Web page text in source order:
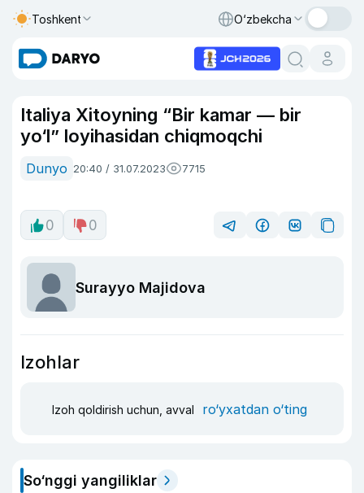
Toshkent O‘zbekcha
Italiya Xitoyning “Bir kamar — bir
yo‘l” loyihasidan chiqmoqchi
Dunyo 20:40 / 31.07.2023 7715
0 0
Surayyo Majidova
Izohlar
Izoh qoldirish uchun, avval ro‘yxatdan o‘ting
So‘nggi yangiliklar